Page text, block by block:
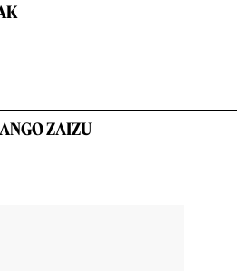
ZAIZU